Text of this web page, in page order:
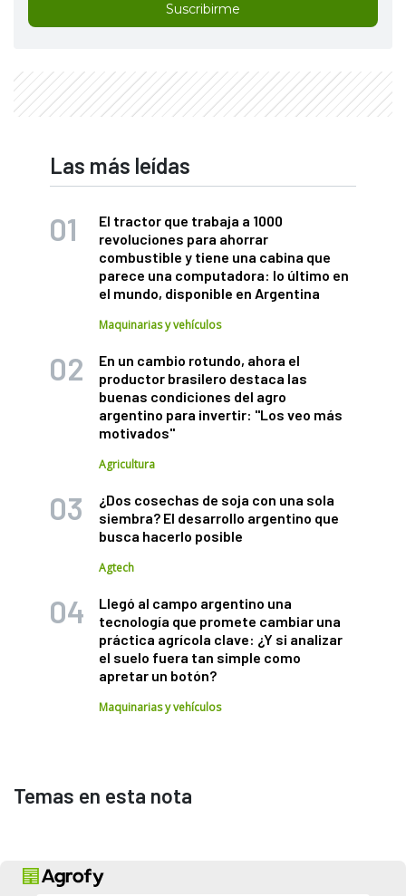
Suscribirme
Las más leídas
El tractor que trabaja a 1000
revoluciones para ahorrar
combustible y tiene una cabina que
parece una computadora: lo último en
el mundo, disponible en Argentina
Maquinarias y vehículos
En un cambio rotundo, ahora el
productor brasilero destaca las
buenas condiciones del agro
argentino para invertir: "Los veo más
motivados"
Agricultura
¿Dos cosechas de soja con una sola
siembra? El desarrollo argentino que
busca hacerlo posible
Agtech
Llegó al campo argentino una
tecnología que promete cambiar una
práctica agrícola clave: ¿Y si analizar
el suelo fuera tan simple como
apretar un botón?
Maquinarias y vehículos
Temas en esta nota